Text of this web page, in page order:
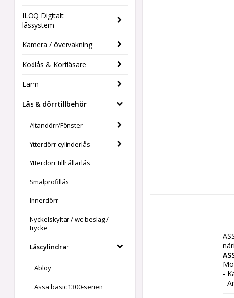
ILOQ Digitalt
låssystem
Kamera / övervakning
Kodlås & Kortläsare
Larm
Lås & dörrtillbehör
Altandörr/Fönster
Ytterdörr cylinderlås
Ytterdörr tillhållarlås
Smalprofillås
Innerdörr
Nyckelskyltar / wc-beslag /
trycke
Låscylindrar
Abloy
Assa basic 1300-serien
-
-